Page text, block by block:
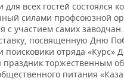
всех гостей состоялся
силами профсоюзной
с участием самих
посвященную Дню
поисковики отряда «Курс»
торжественным
питания